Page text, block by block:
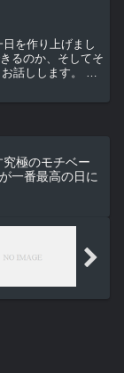
を作り上げまし
るのか、そしてそ
話しします。 今
究極のモチベー
一番最高の日に